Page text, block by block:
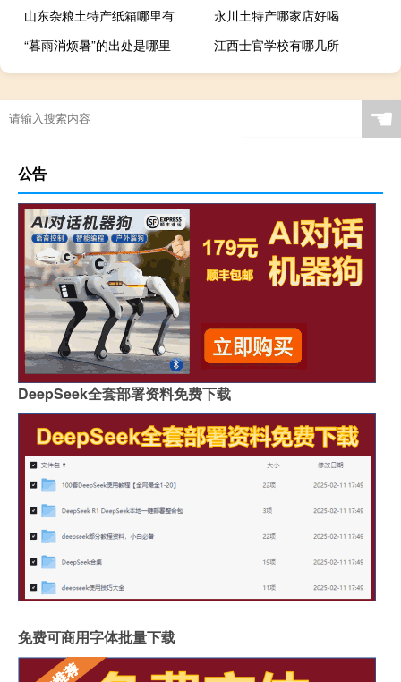
山东杂粮土特产纸箱哪里有
永川土特产哪家店好喝
“暮雨消烦暑”的出处是哪里
江西士官学校有哪几所
☚
公告
DeepSeek全套部署资料免费下载
免费可商用字体批量下载